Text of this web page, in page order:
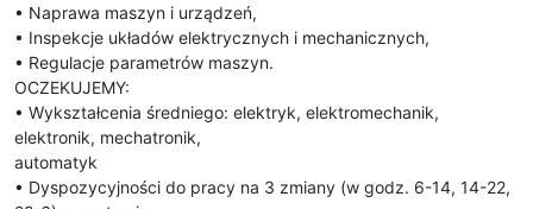
• Naprawa maszyn i urządzeń,
• Inspekcje układów elektrycznych i mechanicznych,
• Regulacje parametrów maszyn.
OCZEKUJEMY:
• Wykształcenia średniego: elektryk, elektromechanik,
elektronik, mechatronik,
automatyk
• Dyspozycyjności do pracy na 3 zmiany (w godz. 6-14, 14-22,